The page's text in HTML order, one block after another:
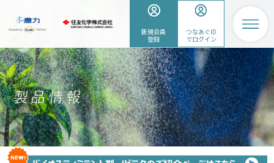
新規会員
登録
つなあぐID
でログイン